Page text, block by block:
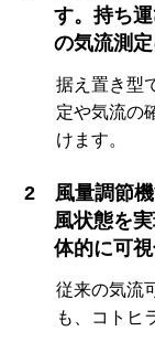
す。持ち
の気流測
据え置き型
定や気流の
けます。
風量調節
風状態を
体的に可
従来の気流
も、コトヒ